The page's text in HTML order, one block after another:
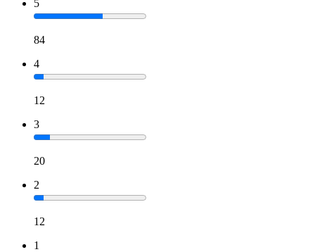
5
84
4
12
3
20
2
12
1